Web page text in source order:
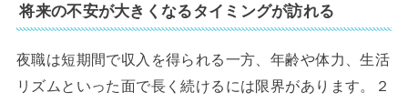
将来の不安が大きくなるタイミングが訪れる
夜職は短期間で収入を得られる一方、年齢や体力、生活
リズムといった面で長く続けるには限界があります。２